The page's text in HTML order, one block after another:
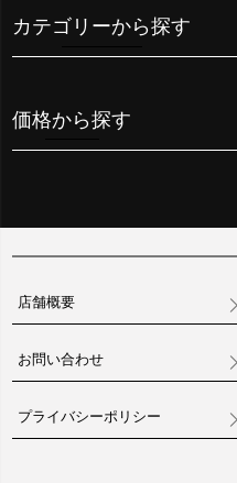
カテゴリーから探す
価格から探す
店舗概要
お問い合わせ
プライバシーポリシー